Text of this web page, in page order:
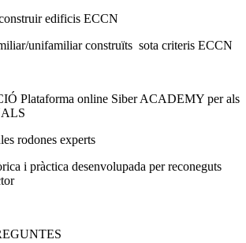
edificis ECCN
unifamiliar construïts sota criteris ECCN
Plataforma online Siber ACADEMY per als
rodones experts
i pràctica desenvolupada per reconeguts